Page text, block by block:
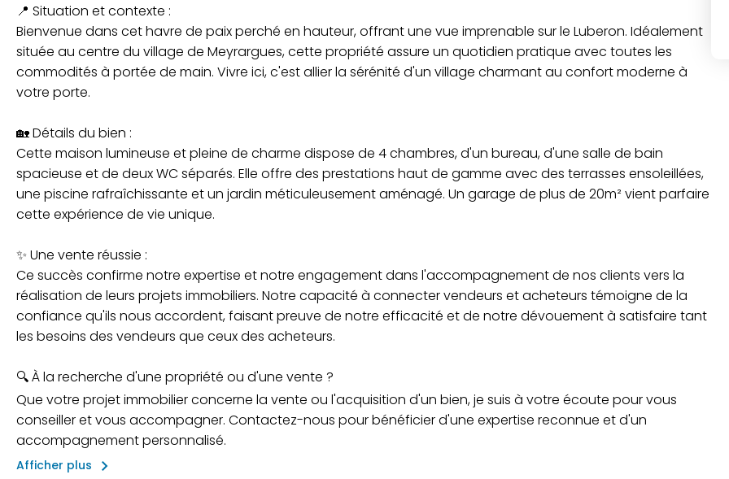
📍 Situation et contexte :
Bienvenue dans cet havre de paix perché en hauteur, offrant une vue imprenable sur le Luberon. Idéalement
située au centre du village de Meyrargues, cette propriété assure un quotidien pratique avec toutes les
commodités à portée de main. Vivre ici, c'est allier la sérénité d'un village charmant au confort moderne à
votre porte.
🏡 Détails du bien :
Cette maison lumineuse et pleine de charme dispose de 4 chambres, d'un bureau, d'une salle de bain
spacieuse et de deux WC séparés. Elle offre des prestations haut de gamme avec des terrasses ensoleillées,
une piscine rafraîchissante et un jardin méticuleusement aménagé. Un garage de plus de 20m² vient parfaire
cette expérience de vie unique.
✨ Une vente réussie :
Ce succès confirme notre expertise et notre engagement dans l'accompagnement de nos clients vers la
réalisation de leurs projets immobiliers. Notre capacité à connecter vendeurs et acheteurs témoigne de la
confiance qu'ils nous accordent, faisant preuve de notre efficacité et de notre dévouement à satisfaire tant
les besoins des vendeurs que ceux des acheteurs.
🔍 À la recherche d'une propriété ou d'une vente ?
Que votre projet immobilier concerne la vente ou l'acquisition d'un bien, je suis à votre écoute pour vous
conseiller et vous accompagner. Contactez-nous pour bénéficier d'une expertise reconnue et d'un
accompagnement personnalisé.
Afficher plus
keyboard_arrow_right